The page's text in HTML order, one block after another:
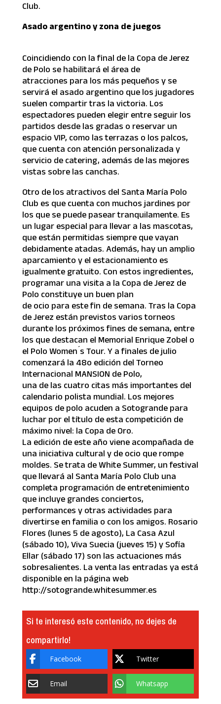
Club.
Asado argentino y zona de juegos
Coincidiendo con la final de la Copa de Jerez
de Polo se habilitará el área de
atracciones para los más pequeños y se
servirá el asado argentino que los jugadores
suelen compartir tras la victoria. Los
espectadores pueden elegir entre seguir los
partidos desde las gradas o reservar un
espacio VIP, como las terrazas o los palcos,
que cuenta con atención personalizada y
servicio de catering, además de las mejores
vistas sobre las canchas.
Otro de los atractivos del Santa María Polo
Club es que cuenta con muchos jardines por
los que se puede pasear tranquilamente. Es
un lugar especial para llevar a las mascotas,
que están permitidas siempre que vayan
debidamente atadas. Además, hay un amplio
aparcamiento y el estacionamiento es
igualmente gratuito. Con estos ingredientes,
programar una visita a la Copa de Jerez de
Polo constituye un buen plan
de ocio para este fin de semana. Tras la Copa
de Jerez están previstos varios torneos
durante los próximos fines de semana, entre
los que destacan el Memorial Enrique Zobel o
el Polo Women ́s Tour. Y a finales de julio
comenzará la 48o edición del Torneo
Internacional MANSION de Polo,
una de las cuatro citas más importantes del
calendario polista mundial. Los mejores
equipos de polo acuden a Sotogrande para
luchar por el título de esta competición de
máximo nivel: la Copa de Oro.
La edición de este año viene acompañada de
una iniciativa cultural y de ocio que rompe
moldes. Se trata de White Summer, un festival
que llevará al Santa María Polo Club una
completa programación de entretenimiento
que incluye grandes conciertos,
performances y otras actividades para
divertirse en familia o con los amigos. Rosario
Flores (lunes 5 de agosto), La Casa Azul
(sábado 10), Viva Suecia (jueves 15) y Sofía
Ellar (sábado 17) son las actuaciones más
sobresalientes. La venta las entradas ya está
disponible en la página web
http://sotogrande.whitesummer.es
Si te interesó este contenido, no dejes de
compartirlo!
Facebook Twitter
Email Whatsapp